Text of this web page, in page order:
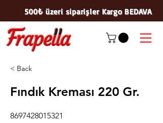
500₺ üzeri siparişler Kargo BEDAVA
< Back
Fındık Kreması 220 Gr.
8697428015321